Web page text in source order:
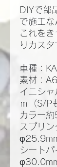
DIYで部
で施工な
これをき
りカス
車種：
素材：
イニシ
ｍ（S/P
カラー約
スプリン
シートパ